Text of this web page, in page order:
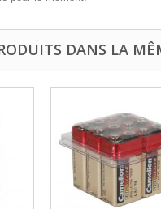
DANS LA